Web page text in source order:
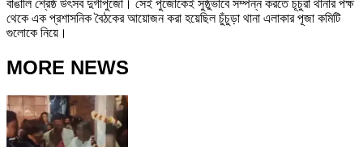
বাঙালি শ্রেষ্ঠ উৎসব দুর্গাপুজো। সেই পুজোকেই সুষ্ঠুভাবে সম্পন্ন করতে চূঁচুরা থানার পক্ষ
থেকে এক প্রশাসনিক বৈঠকের আয়োজন করা হয়েছিল চুঁচুড়া থানা এলাকার পূজা কমিটি
গুলোকে নিয়ে।
MORE NEWS